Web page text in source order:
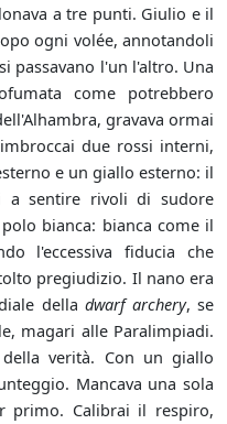
a tre punti. Giulio e il
ogni volée, annotandoli
passavano l'un l'altro. Una
come potrebbero
gravava ormai
due rossi interni,
e un giallo esterno: il
a sentire rivoli di sudore
bianca: bianca come il
l'eccessiva fiducia che
pregiudizio. Il nano era
della dwarf archery, se
magari alle Paralimpiadi.
verità. Con un giallo
Mancava una sola
primo. Calibrai il respiro,